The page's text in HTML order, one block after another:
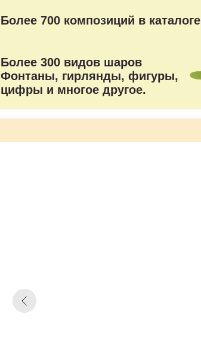
Более 700 композиций в каталоге
Более 300 видов шаров
Фонтаны, гирлянды, фигуры,
цифры и многое другое.